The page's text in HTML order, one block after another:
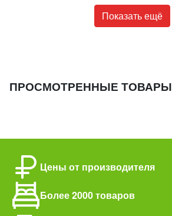
Показать ещё
ПРОСМОТРЕННЫЕ ТОВАРЫ
Цены от производителя
Более 2000 товаров